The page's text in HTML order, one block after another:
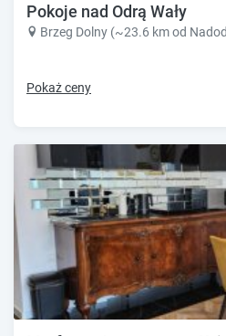
Pokoje nad Odrą Wały
Brzeg Dolny (~23.6 km od
Pokaż ceny